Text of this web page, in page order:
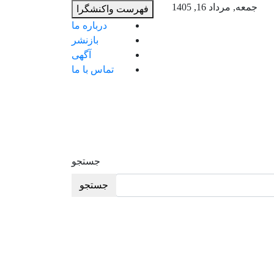
جمعه, مرداد 16, 1405
فهرست واکنشگرا
درباره ما
بازنشر
آگهی
تماس با ما
جستجو
جستجو